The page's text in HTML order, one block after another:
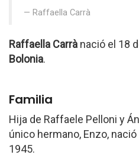
Raffaella Carrà
Raffaella Carrà nació el 18
Bolonia.
Familia
Hija de Raffaele Pelloni y
único hermano, Enzo,
1945.